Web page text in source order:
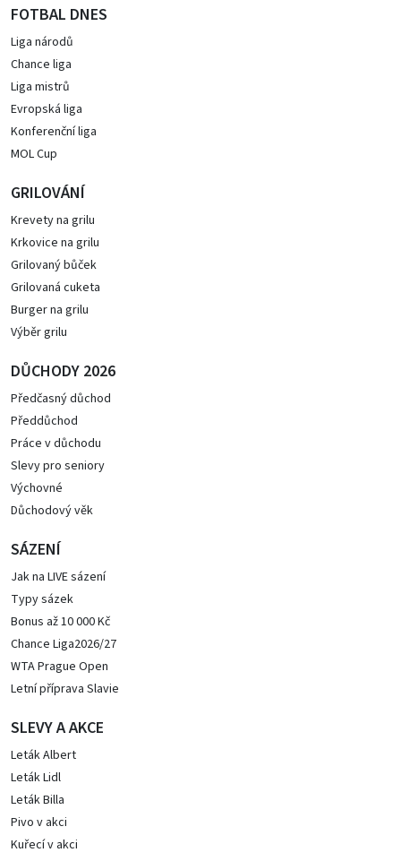
FOTBAL DNES
Liga národů
Chance liga
Liga mistrů
Evropská liga
Konferenční liga
MOL Cup
GRILOVÁNÍ
Krevety na grilu
Krkovice na grilu
Grilovaný bůček
Grilovaná cuketa
Burger na grilu
Výběr grilu
DŮCHODY 2026
Předčasný důchod
Předdůchod
Práce v důchodu
Slevy pro seniory
Výchovné
Důchodový věk
SÁZENÍ
Jak na LIVE sázení
Typy sázek
Bonus až 10 000 Kč
Chance Liga2026/27
WTA Prague Open
Letní příprava Slavie
SLEVY A AKCE
Leták Albert
Leták Lidl
Leták Billa
Pivo v akci
Kuřecí v akci